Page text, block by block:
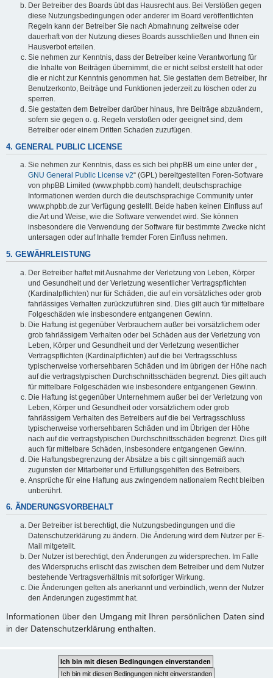
Der Betreiber des Boards übt das Hausrecht aus. Bei Verstößen gegen
diese Nutzungsbedingungen oder anderer im Board veröffentlichten
Regeln kann der Betreiber Sie nach Abmahnung zeitweise oder
dauerhaft von der Nutzung dieses Boards ausschließen und Ihnen ein
Hausverbot erteilen.
Sie nehmen zur Kenntnis, dass der Betreiber keine Verantwortung für
die Inhalte von Beiträgen übernimmt, die er nicht selbst erstellt hat oder
die er nicht zur Kenntnis genommen hat. Sie gestatten dem Betreiber, Ihr
Benutzerkonto, Beiträge und Funktionen jederzeit zu löschen oder zu
sperren.
Sie gestatten dem Betreiber darüber hinaus, Ihre Beiträge abzuändern,
sofern sie gegen o. g. Regeln verstoßen oder geeignet sind, dem
Betreiber oder einem Dritten Schaden zuzufügen.
4. GENERAL PUBLIC LICENSE
Sie nehmen zur Kenntnis, dass es sich bei phpBB um eine unter der „
GNU General Public License v2“ (GPL) bereitgestellten Foren-Software
von phpBB Limited (www.phpbb.com) handelt; deutschsprachige
Informationen werden durch die deutschsprachige Community unter
www.phpbb.de zur Verfügung gestellt. Beide haben keinen Einfluss auf
die Art und Weise, wie die Software verwendet wird. Sie können
insbesondere die Verwendung der Software für bestimmte Zwecke nicht
untersagen oder auf Inhalte fremder Foren Einfluss nehmen.
5. GEWÄHRLEISTUNG
Der Betreiber haftet mit Ausnahme der Verletzung von Leben, Körper
und Gesundheit und der Verletzung wesentlicher Vertragspflichten
(Kardinalpflichten) nur für Schäden, die auf ein vorsätzliches oder grob
fahrlässiges Verhalten zurückzuführen sind. Dies gilt auch für mittelbare
Folgeschäden wie insbesondere entgangenen Gewinn.
Die Haftung ist gegenüber Verbrauchern außer bei vorsätzlichem oder
grob fahrlässigem Verhalten oder bei Schäden aus der Verletzung von
Leben, Körper und Gesundheit und der Verletzung wesentlicher
Vertragspflichten (Kardinalpflichten) auf die bei Vertragsschluss
typischerweise vorhersehbaren Schäden und im übrigen der Höhe nach
auf die vertragstypischen Durchschnittsschäden begrenzt. Dies gilt auch
für mittelbare Folgeschäden wie insbesondere entgangenen Gewinn.
Die Haftung ist gegenüber Unternehmern außer bei der Verletzung von
Leben, Körper und Gesundheit oder vorsätzlichem oder grob
fahrlässigem Verhalten des Betreibers auf die bei Vertragsschluss
typischerweise vorhersehbaren Schäden und im Übrigen der Höhe
nach auf die vertragstypischen Durchschnittsschäden begrenzt. Dies gilt
auch für mittelbare Schäden, insbesondere entgangenen Gewinn.
Die Haftungsbegrenzung der Absätze a bis c gilt sinngemäß auch
zugunsten der Mitarbeiter und Erfüllungsgehilfen des Betreibers.
Ansprüche für eine Haftung aus zwingendem nationalem Recht bleiben
unberührt.
6. ÄNDERUNGSVORBEHALT
Der Betreiber ist berechtigt, die Nutzungsbedingungen und die
Datenschutzerklärung zu ändern. Die Änderung wird dem Nutzer per E-
Mail mitgeteilt.
Der Nutzer ist berechtigt, den Änderungen zu widersprechen. Im Falle
des Widerspruchs erlischt das zwischen dem Betreiber und dem Nutzer
bestehende Vertragsverhältnis mit sofortiger Wirkung.
Die Änderungen gelten als anerkannt und verbindlich, wenn der Nutzer
den Änderungen zugestimmt hat.
Informationen über den Umgang mit Ihren persönlichen Daten sind
in der Datenschutzerklärung enthalten.